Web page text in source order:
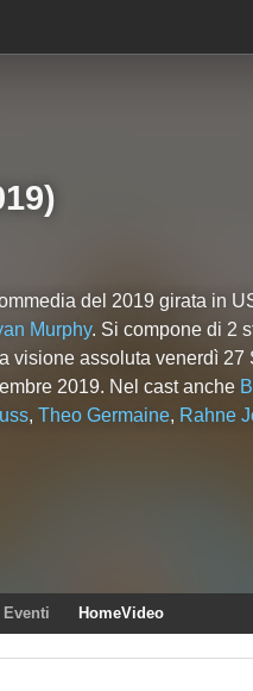
del 2019 girata in
Murphy. Si compone di 2
visione assoluta venerdì 27
2019. Nel cast anche
, Theo Germaine, Rahne
Eventi HomeVideo